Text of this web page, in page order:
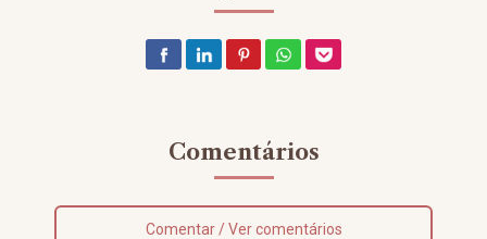
Comentários
Comentar / Ver comentários